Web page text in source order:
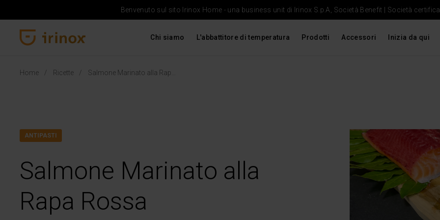
Benvenuto sul sito Irinox Home - una business unit di Irinox S.p.A, Società Benefit | Società
Chi siamo L'abbattitore di temperatura Prodotti Accessori Inizia da qui
Home Ricette
ANTIPASTI
Salmone Marinato alla
Rapa Rossa